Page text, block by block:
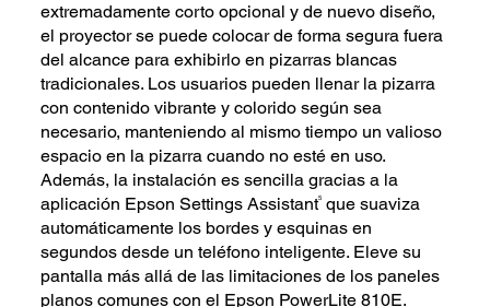
extremadamente corto opcional y de nuevo diseño,
el proyector se puede colocar de forma segura fuera
del alcance para exhibirlo en pizarras blancas
tradicionales. Los usuarios pueden llenar la pizarra
con contenido vibrante y colorido según sea
necesario, manteniendo al mismo tiempo un valioso
espacio en la pizarra cuando no esté en uso.
Además, la instalación es sencilla gracias a la
aplicación Epson Settings Assistant5 que suaviza
automáticamente los bordes y esquinas en
segundos desde un teléfono inteligente. Eleve su
pantalla más allá de las limitaciones de los paneles
planos comunes con el Epson PowerLite 810E.